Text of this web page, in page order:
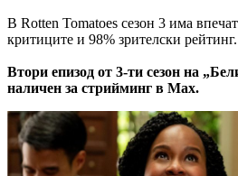
В Rotten Tomatoes сезон 3 има
критиците и 98% зрителски рейтинг.
Втори епизод от 3-ти сезон на
наличен за стрийминг в Max.